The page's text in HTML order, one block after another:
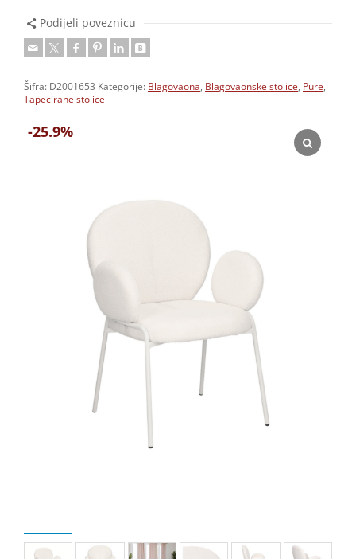
-25.9%
Podijeli poveznicu
Šifra: D2001653 Kategorije: Blagovaona, Blagovaonske stolice, Pure,
Tapecirane stolice